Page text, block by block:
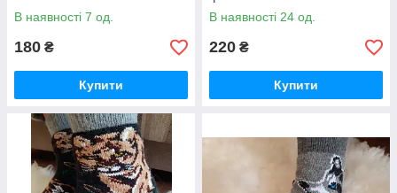
В наявності 7 од.
180 ₴
Купити
В наявності 24 од.
220 ₴
Купити